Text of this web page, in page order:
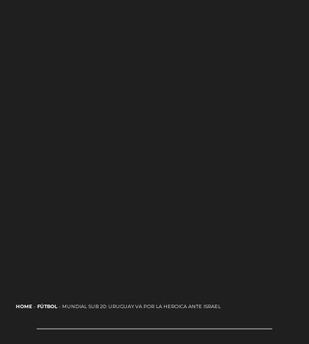
HOME- FÚTBOL- MUNDIAL SUB 20: URUGUAY VA POR LA HEROICA ANTE ISRAEL